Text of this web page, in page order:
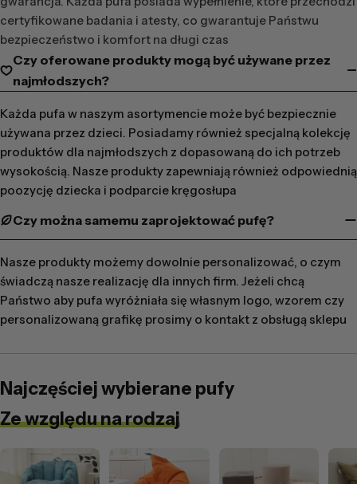
certyfikowane badania i atesty, co gwarantuje Państwu
bezpieczeństwo i komfort na długi czas
Czy oferowane produkty mogą być używane przez
najmłodszych?
Każda pufa w naszym asortymencie może być bezpiecznie
używana przez dzieci. Posiadamy również specjalną kolekcję
produktów dla najmłodszych z dopasowaną do ich potrzeb
wysokością. Nasze produkty zapewniają również odpowiednią
poozycję dziecka i podparcie kręgosłupa
Czy można samemu zaprojektować pufę?
Nasze produkty możemy dowolnie personalizować, o czym
świadczą nasze realizację dla innych firm. Jeżeli chcą
Państwo aby pufa wyróżniała się własnym logo, wzorem czy
personalizowaną grafikę prosimy o kontakt z obsługą sklepu
Najczęściej wybierane pufy
Ze względu na rodzaj